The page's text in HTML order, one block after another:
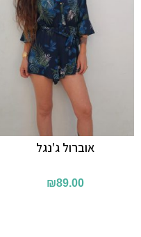
אוברול ג'נגל
₪89.00